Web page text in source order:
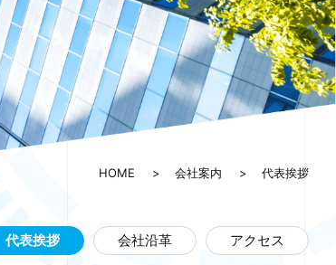
HOME 会社案内 代表挨拶
代表挨拶 会社沿革 アクセス